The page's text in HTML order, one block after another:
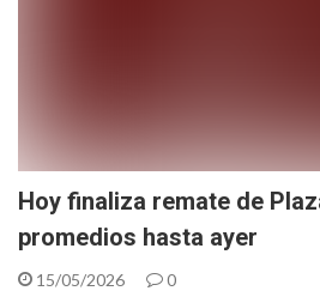
Hoy finaliza remate de
promedios hasta ayer
15/05/2026 0